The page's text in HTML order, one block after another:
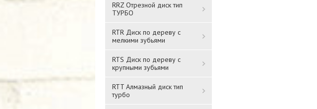
RRZ Отрезной диск тип
ТУРБО
RTR Диск по дереву с
мелкими зубьями
RTS Диск по дереву с
крупными зубьями
RTT Алмазный диск тип
турбо